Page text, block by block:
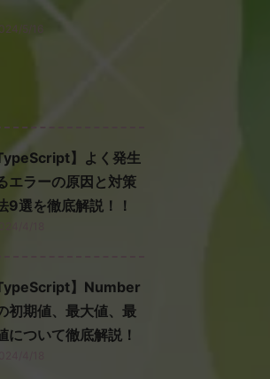
5/16
TypeScript】よく発生
エラーの原因と対策
9選を徹底解説！！
TypeScript】Number
初期値、最大値、最
について徹底解説！